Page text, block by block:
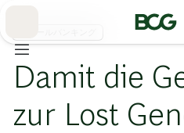
Damit die
zur Lost